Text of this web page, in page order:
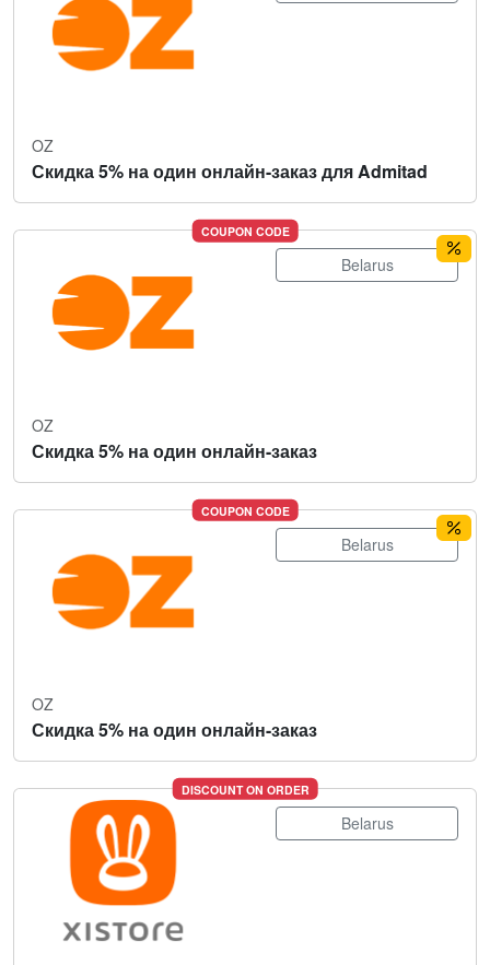
OZ
Скидка 5% на один онлайн-заказ для Admitad
COUPON CODE
Belarus
OZ
Скидка 5% на один онлайн-заказ
COUPON CODE
Belarus
OZ
Скидка 5% на один онлайн-заказ
DISCOUNT ON ORDER
Belarus